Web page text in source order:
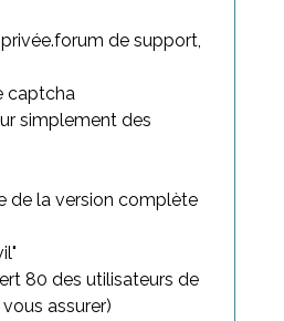
de support,
captcha
simplement des
de la version complète
80 des utilisateurs de
assurer)